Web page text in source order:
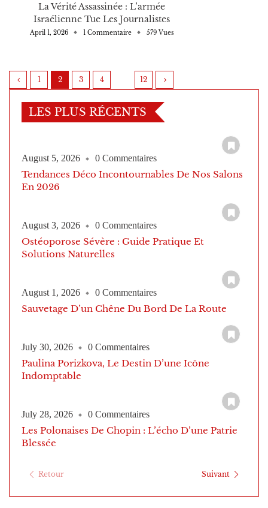
La Vérité Assassinée : L’armée
Israélienne Tue Les Journalistes
April 1, 2026 1 Commentaire 579 Vues
1 2 3 4 12
LES PLUS RÉCENTS
August 5, 2026 0 Commentaires
Tendances Déco Incontournables De Nos Salons
En 2026
August 3, 2026 0 Commentaires
Ostéoporose Sévère : Guide Pratique Et
Solutions Naturelles
August 1, 2026 0 Commentaires
Sauvetage D’un Chêne Du Bord De La Route
July 30, 2026 0 Commentaires
Paulina Porizkova, Le Destin D’une Icône
Indomptable
July 28, 2026 0 Commentaires
Les Polonaises De Chopin : L’écho D’une Patrie
Blessée
Retour Suivant